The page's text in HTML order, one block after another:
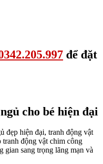
để đặt
cho bé hiện đại
đẹp hiện đại, tranh động vật
động vật chim công
gian sang trọng lãng mạn và